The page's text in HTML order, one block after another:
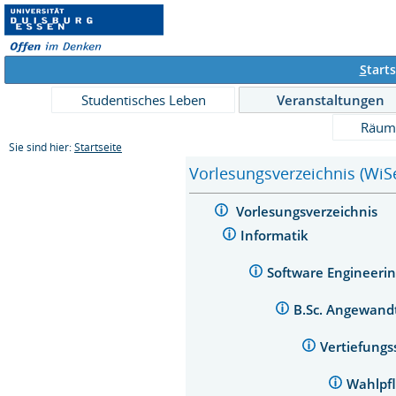
S
Studentisches Leben
Veranstaltungen
Sie sind hier: Startseite
Vorlesungsverzeichnis
Vorlesungsverzeichnis
Informatik
Software
B.Sc.